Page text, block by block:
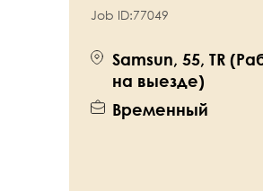
Job ID:77049
Samsun, 55, TR
на выезде)
Временный